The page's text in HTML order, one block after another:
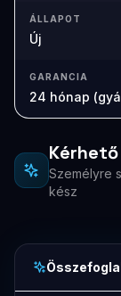
ÁLLAPOT
Új
GARANCIA
24 hónap
Személyre
kész